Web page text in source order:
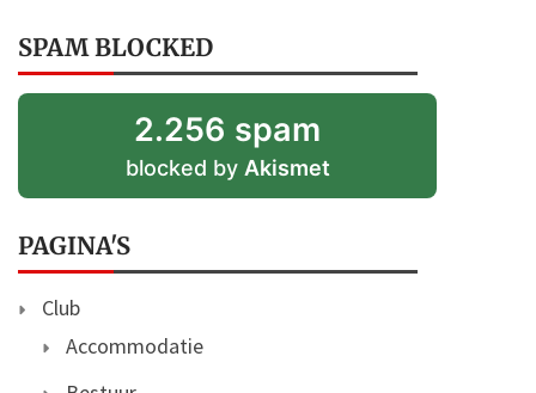
SPAM BLOCKED
2.256 spam
blocked by Akismet
PAGINA'S
Club
Accommodatie